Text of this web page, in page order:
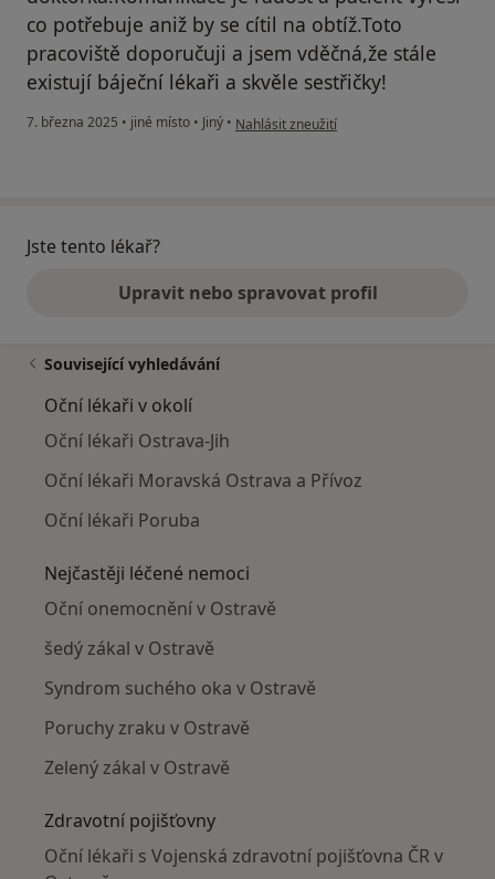
co potřebuje aniž by se cítil na obtíž.Toto
pracoviště doporučuji a jsem vděčná,že stále
existují báječní lékaři a skvěle sestřičky!
7. března 2025 • jiné místo • Jiný • podle názoru uživatele Lenka Ch.
Nahlásit zneužití
Jste tento lékař?
Upravit nebo spravovat profil
Související vyhledávání
Oční lékaři v okolí
Oční lékaři Ostrava-Jih
Oční lékaři Moravská Ostrava a Přívoz
Oční lékaři Poruba
Nejčastěji léčené nemoci
Oční onemocnění v Ostravě
šedý zákal v Ostravě
Syndrom suchého oka v Ostravě
Poruchy zraku v Ostravě
Zelený zákal v Ostravě
Zdravotní pojišťovny
Oční lékaři s Vojenská zdravotní pojišťovna ČR v